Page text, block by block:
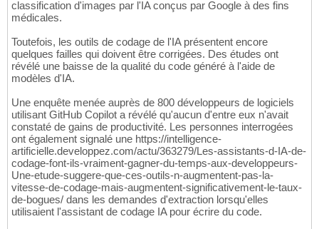
classification d'images par l'IA conçus par Google à des fins
médicales.
Toutefois, les outils de codage de l'IA présentent encore
quelques failles qui doivent être corrigées. Des études ont
révélé une baisse de la qualité du code généré à l'aide de
modèles d'IA.
Une enquête menée auprès de 800 développeurs de logiciels
utilisant GitHub Copilot a révélé qu'aucun d'entre eux n'avait
constaté de gains de productivité. Les personnes interrogées
ont également signalé une https://intelligence-
artificielle.developpez.com/actu/363279/Les-assistants-d-IA-de-
codage-font-ils-vraiment-gagner-du-temps-aux-developpeurs-
Une-etude-suggere-que-ces-outils-n-augmentent-pas-la-
vitesse-de-codage-mais-augmentent-significativement-le-taux-
de-bogues/ dans les demandes d'extraction lorsqu'elles
utilisaient l'assistant de codage IA pour écrire du code.